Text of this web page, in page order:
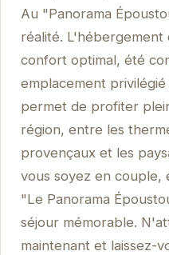
Au "Panorama
réalité. L'hébergement
confort optimal, été
emplacement
permet de profiter
région, entre les
provençaux et les
vous soyez en couple,
"Le Panorama
séjour mémorable.
maintenant et laissez-